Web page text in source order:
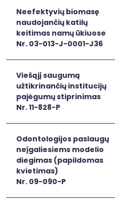
Neefektyvių biomasę
naudojančių katilų
keitimas namų ūkiuose
Nr. 03-013-J-0001-J36
Viešąjį saugumą
užtikrinančių institucijų
pajėgumų stiprinimas
Nr. 11-828-P
Odontologijos paslaugų
neįgaliesiems modelio
diegimas (papildomas
kvietimas)
Nr. 09-090-P